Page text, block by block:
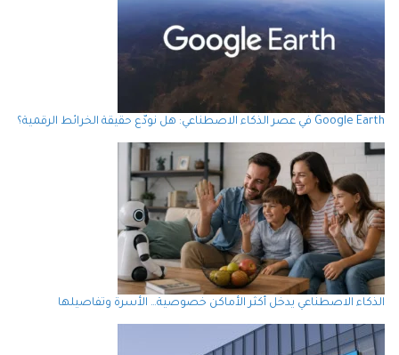
Google Earth في عصر الذكاء الاصطناعي: هل نودّع حقيقة الخرائط الرقمية؟
الذكاء الاصطناعي يدخل أكثر الأماكن خصوصية… الأسرة وتفاصيلها